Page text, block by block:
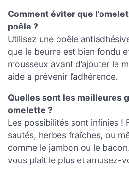
Comment éviter que
poêle ?
Utilisez une poêle
que le beurre est bien fondu
mousseux avant d’ajouter le
aide à prévenir l’adhérence.
Quelles sont les meilleures
omelette ?
Les possibilités sont infinies !
sautés, herbes fraîches, ou
comme le jambon ou le
vous plaît le plus et amusez-